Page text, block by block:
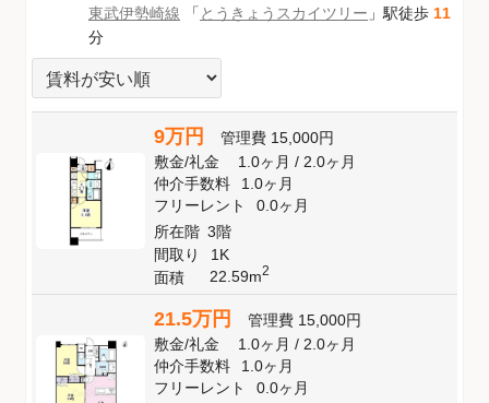
東武伊勢崎線 「とうきょうスカイツリー 」駅徒歩 11
分
9万円 管理費 15,000円
敷金/礼金 1.0ヶ月/ 2.0ヶ月
仲介手数料
1.0ヶ月
フリーレント
0.0ヶ月
所在階 3階
間取り
1K
面積
22.59m2
21.5万円 管理費 15,000円
敷金/礼金 1.0ヶ月/ 2.0ヶ月
仲介手数料
1.0ヶ月
フリーレント
0.0ヶ月